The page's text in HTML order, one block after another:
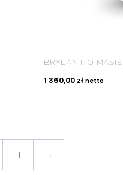
BRYLANT O
1 360,00 zł netto
11 →